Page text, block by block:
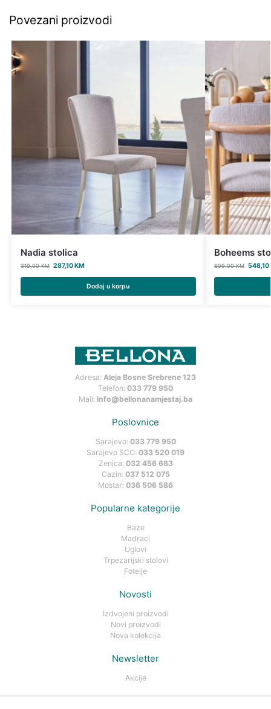
Povezani proizvodi
Nadia stolica
319,00KM 287,10KM
Dodaj u korpu
Boheems
609,00KM 548,10
Adresa: Aleja Bosne Srebrene 123
Telefon: 033 779 950
Mail: info@bellonanamjestaj.ba
Poslovnice
Sarajevo: 033 779 950
Sarajevo SCC: 033 520 019
Zenica: 032 456 683
Cazin: 037 512 075
Mostar: 036 506 586
Popularne kategorije
Baze
Madraci
Uglovi
Trpezarijski stolovi
Fotelje
Novosti
Izdvojeni proizvodi
Novi proizvodi
Nova kolekcija
Newsletter
Akcije